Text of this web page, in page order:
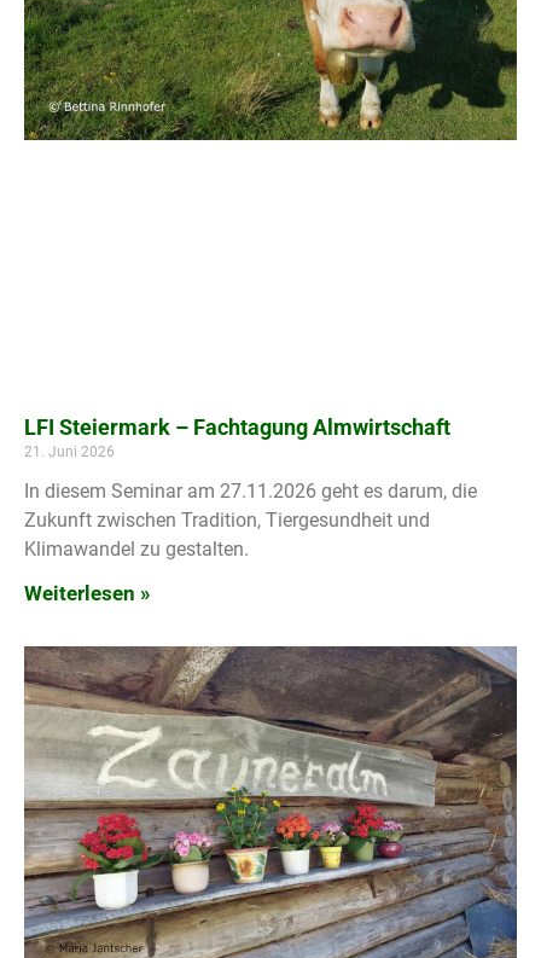
LFI Steiermark – Fachtagung Almwirtschaft
21. Juni 2026
In diesem Seminar am 27.11.2026 geht es darum, die
Zukunft zwischen Tradition, Tiergesundheit und
Klimawandel zu gestalten.
Weiterlesen »